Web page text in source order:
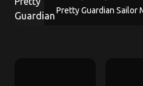
Pretty Guardian Sailor